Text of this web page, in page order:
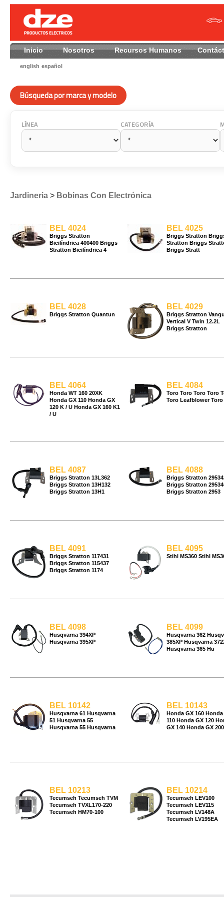
Inicio Nosotros Recursos Humanos
english español
Búsqueda por marca y modelo
LÍNEA CATEGORÍA
Jardineria> Bobinas Con Electrónica
BEL 4024
Briggs Stratton
Bicilíndrica 400400 Briggs
Stratton Bicilíndrica 4
BEL 4025
Briggs Stratton
Stratton Briggs
Briggs Stratt
BEL 4028
Briggs Stratton Quantun
BEL 4029
Briggs Stratton
Vertical V Twin 12.2L
Briggs Stratton
BEL 4064
Honda WT 160 20XK
Honda GX 110 Honda GX
120 K / U Honda GX 160 K1
/ U
BEL 4084
Toro Toro Toro Toro
Toro Leafblower Toro
BEL 4087
Briggs Stratton 13L362
Briggs Stratton 13H132
Briggs Stratton 13H1
BEL 4088
Briggs Stratton
Briggs Stratton
Briggs Stratton 2953
BEL 4091
Briggs Stratton 117431
Briggs Stratton 115437
Briggs Stratton 1174
BEL 4095
Stihl MS360 Stihl
BEL 4098
Husqvarna 394XP
Husqvarna 395XP
BEL 4099
Husqvarna 362
385XP Husqvarna
Husqvarna 365 Hu
BEL 10142
Husqvarna 61 Husqvarna
51 Husqvarna 55
Husqvarna 55 Husqvarna
BEL 10143
Honda GX 160 Honda
110 Honda GX 120
GX 140 Honda GX 200
BEL 10213
Tecumseh Tecumseh TVM
Tecumseh TVXL170-220
Tecumseh HM70-100
BEL 10214
Tecumseh LEV100
Tecumseh LEV115
Tecumseh LV148A
Tecumseh LV195EA